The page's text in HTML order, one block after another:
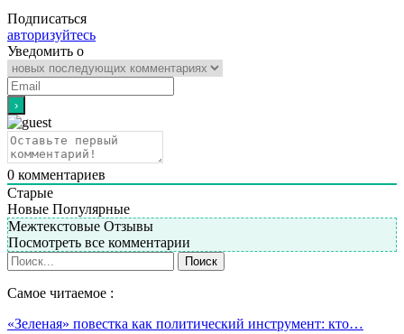
Подписаться
авторизуйтесь
Уведомить о
0 комментариев
Старые
Новые Популярные
Межтекстовые Отзывы
Посмотреть все комментарии
Самое читаемое :
«Зеленая» повестка как политический инструмент: кто…